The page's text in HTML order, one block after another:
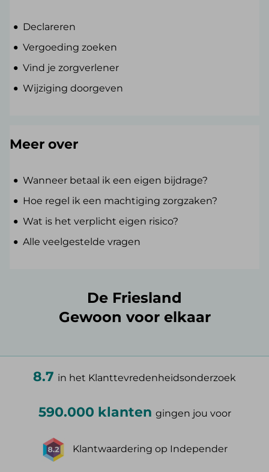
Declareren
Vergoeding zoeken
Vind je zorgverlener
Wijziging doorgeven
Meer over
Wanneer betaal ik een eigen bijdrage?
Hoe regel ik een machtiging zorgzaken?
Wat is het verplicht eigen risico?
Alle veelgestelde vragen
De Friesland
Gewoon voor elkaar
8.7 in het Klanttevredenheidsonderzoek
590.000 klanten gingen jou voor
Klantwaardering op Independer